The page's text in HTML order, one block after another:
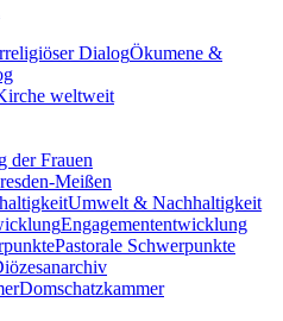
Ökumene &
weltweit
der Frauen
Meißen
Umwelt & Nachhaltigkeit
Engagemententwicklung
Pastorale Schwerpunkte
Domschatzkammer